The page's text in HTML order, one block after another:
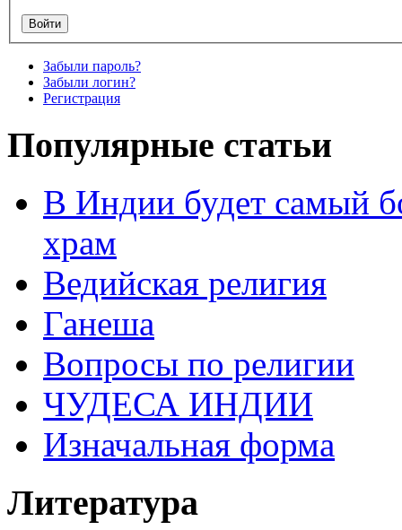
Забыли пароль?
Забыли логин?
Регистрация
Популярные статьи
В Индии будет самый
храм
Ведийская религия
Ганеша
Вопросы по религии
ЧУДЕСА ИНДИИ
Изначальная форма
Литература